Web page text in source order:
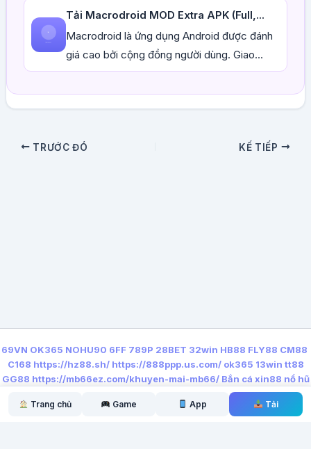
Tải Macrodroid MOD Extra APK (Full,...
Macrodroid là ứng dụng Android được đánh
giá cao bởi cộng đồng người dùng. Giao...
TRƯỚC ĐÓ KẾ TIẾP
69VN OK365 NOHU90 6FF 789P 28BET 32win HB88 FLY88 CM88
C168 https://hz88.sh/ https://888ppp.us.com/ ok365 13win tt88
GG88 https://mb66ez.com/khuyen-mai-mb66/ Bắn cá xin88 nổ hũ
Trang chủ Game App Tải